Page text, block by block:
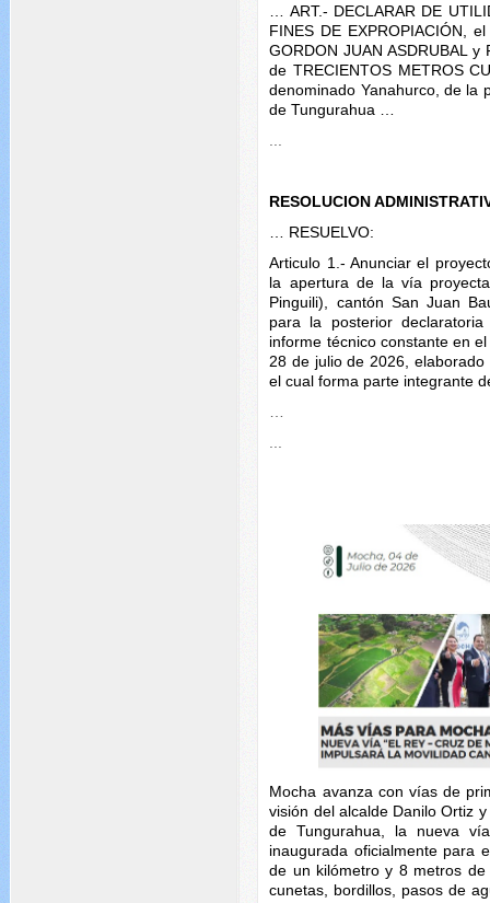
… ART.- DECLARAR DE
FINES DE EXPROPIACIÓN,
GORDON JUAN ASDRUBAL
de TRECIENTOS METROS
denominado Yanahurco, de la
de Tungurahua …
RESOLUCION
… RESUELVO:
Articulo 1.- Anunciar el
la apertura de la vía
Pinguili), cantón San Juan
para la posterior
informe técnico constante en
28 de julio de 2026,
el cual forma parte
Mocha avanza con vías de
visión del alcalde Danilo Ortiz
de Tungurahua, la nueva
inaugurada oficialmente para
de un kilómetro y 8 metros
cunetas, bordillos, pasos de